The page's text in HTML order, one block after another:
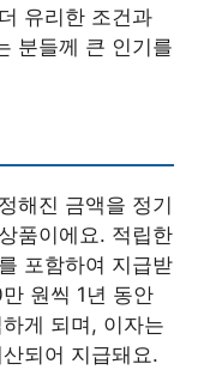
유리한 조건과
분들께 큰 인기를
해진 금액을 정기
품이에요. 적립한
포함하여 지급받
원씩 1년 동안
게 되며, 이자는
되어 지급돼요.